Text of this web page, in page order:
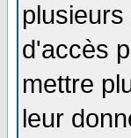
d'accès
mettre
leur